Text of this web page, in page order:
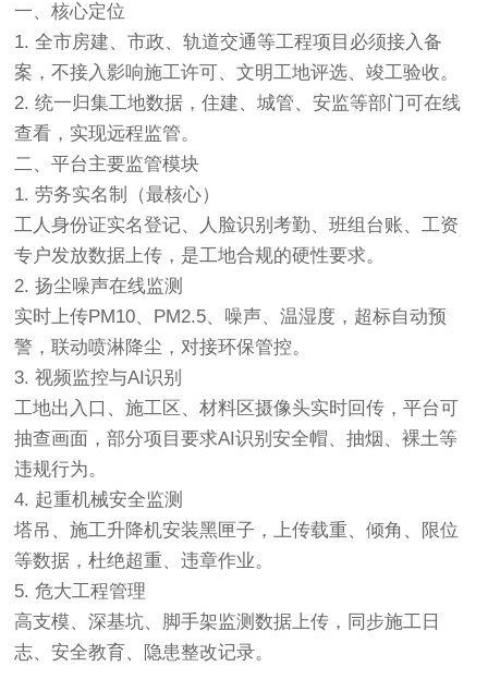
一、核心定位
1. 全市房建、市政、轨道交通等工程项目必须接入备
案，不接入影响施工许可、文明工地评选、竣工验收。
2. 统一归集工地数据，住建、城管、安监等部门可在线
查看，实现远程监管。
二、平台主要监管模块
1. 劳务实名制（最核心）
工人身份证实名登记、人脸识别考勤、班组台账、工资
专户发放数据上传，是工地合规的硬性要求。
2. 扬尘噪声在线监测
实时上传PM10、PM2.5、噪声、温湿度，超标自动预
警，联动喷淋降尘，对接环保管控。
3. 视频监控与AI识别
工地出入口、施工区、材料区摄像头实时回传，平台可
抽查画面，部分项目要求AI识别安全帽、抽烟、裸土等
违规行为。
4. 起重机械安全监测
塔吊、施工升降机安装黑匣子，上传载重、倾角、限位
等数据，杜绝超重、违章作业。
5. 危大工程管理
高支模、深基坑、脚手架监测数据上传，同步施工日
志、安全教育、隐患整改记录。